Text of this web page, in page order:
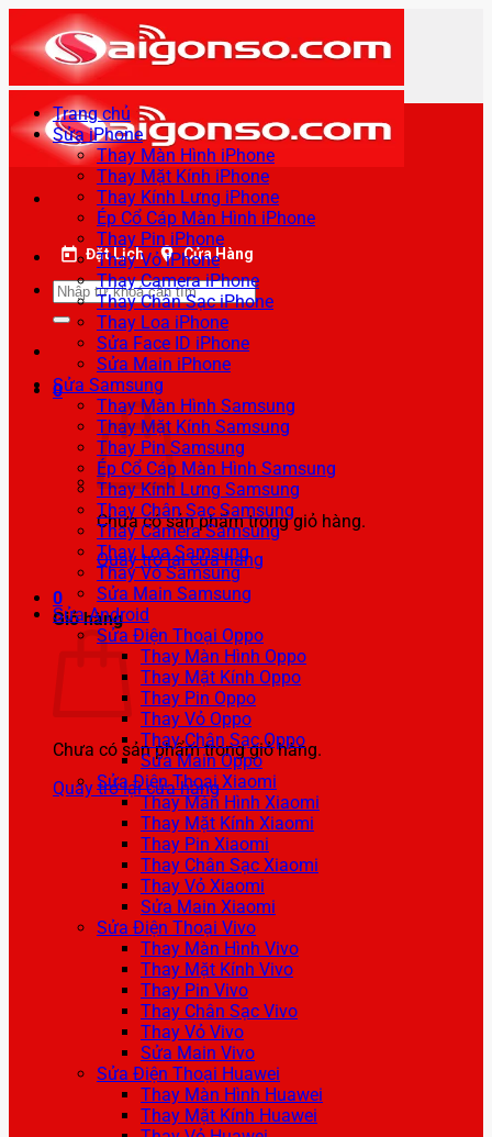
qua
nội
dung
Đặt Lịch Cửa Hàng
Tìm
kiếm:
0
Chưa có sản phẩm trong giỏ hàng.
Quay trở lại cửa hàng
0
Giỏ hàng
Chưa có sản phẩm trong giỏ hàng.
Quay trở lại cửa hàng
Trang chủ
Sửa iPhone
Thay Màn Hình iPhone
Thay Mặt Kính iPhone
Thay Kính Lưng iPhone
Ép Cổ Cáp Màn Hình iPhone
Thay Pin iPhone
Thay Vỏ iPhone
Thay Camera iPhone
Thay Chân Sạc iPhone
Thay Loa iPhone
Sửa Face ID iPhone
Sửa Main iPhone
Sửa Samsung
Thay Màn Hình Samsung
Thay Mặt Kính Samsung
Thay Pin Samsung
Ép Cổ Cáp Màn Hình Samsung
Thay Kính Lưng Samsung
Thay Chân Sạc Samsung
Thay Camera Samsung
Thay Loa Samsung
Thay Vỏ Samsung
Sửa Main Samsung
Sửa Android
Sửa Điện Thoại Oppo
Thay Màn Hình Oppo
Thay Mặt Kính Oppo
Thay Pin Oppo
Thay Vỏ Oppo
Thay Chân Sạc Oppo
Sửa Main Oppo
Sửa Điện Thoại Xiaomi
Thay Màn Hình Xiaomi
Thay Mặt Kính Xiaomi
Thay Pin Xiaomi
Thay Chân Sạc Xiaomi
Thay Vỏ Xiaomi
Sửa Main Xiaomi
Sửa Điện Thoại Vivo
Thay Màn Hình Vivo
Thay Mặt Kính Vivo
Thay Pin Vivo
Thay Chân Sạc Vivo
Thay Vỏ Vivo
Sửa Main Vivo
Sửa Điện Thoại Huawei
Thay Màn Hình Huawei
Thay Mặt Kính Huawei